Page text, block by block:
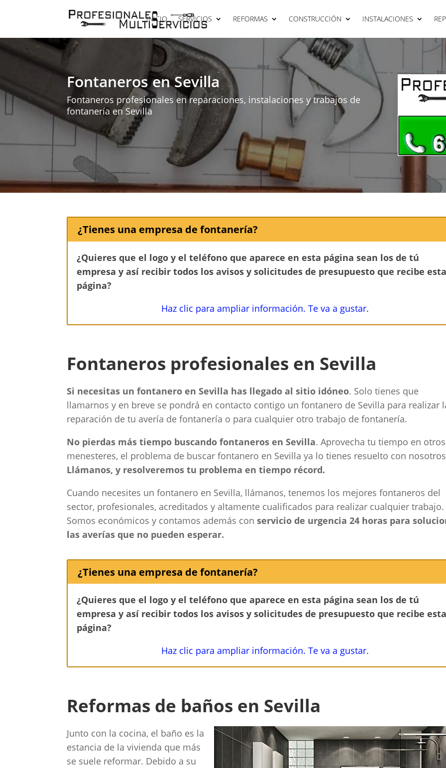
INICIO SERVICIOS REFORMAS CONSTRUCCIÓN INSTALACIONES
Fontaneros en Sevilla
Fontaneros profesionales en reparaciones, instalaciones y trabajos de
fontanería en Sevilla
¿Tienes una empresa de fontanería?
¿Quieres que el logo y el teléfono que aparece en esta página sean los de tú
empresa y así recibir todos los avisos y solicitudes de presupuesto que recibe esta
página?
Haz clic para ampliar información. Te va a gustar.
Fontaneros profesionales en Sevilla
Si necesitas un fontanero en Sevilla has llegado al sitio idóneo. Solo tienes que
llamarnos y en breve se pondrá en contacto contigo un fontanero de Sevilla para realizar
reparación de tu avería de fontanería o para cualquier otro trabajo de fontanería.
No pierdas más tiempo buscando fontaneros en Sevilla. Aprovecha tu tiempo en otros
menesteres, el problema de buscar fontanero en Sevilla ya lo tienes resuelto con
Llámanos, y resolveremos tu problema en tiempo récord.
Cuando necesites un fontanero en Sevilla, llámanos, tenemos los mejores fontaneros del
sector, profesionales, acreditados y altamente cualificados para realizar cualquier trabajo.
Somos económicos y contamos además conservicio de urgencia 24 horas para
las averías que no pueden esperar.
¿Tienes una empresa de fontanería?
¿Quieres que el logo y el teléfono que aparece en esta página sean los de tú
empresa y así recibir todos los avisos y solicitudes de presupuesto que recibe esta
página?
Haz clic para ampliar información. Te va a gustar.
Reformas de baños en Sevilla
Junto con la cocina, el baño es la
estancia de la vivienda que más
se suele reformar. Debido a su